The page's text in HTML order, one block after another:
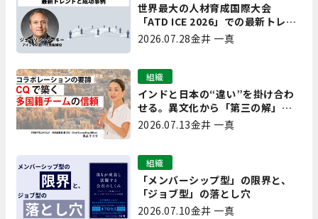
世界最大の人材育成国際大会
「ATD ICE 2026」での最新トレン
ドと成功事例｜「重要で実用的
な、日本にも合う」ホットトピッ
2026.07.28金井 一真
インドと日本の“違い”を掛け合わ
せる。異文化から「第三の解」を
生み出す実践【現場を変えるCQ白
組織
2026.07.13金井 一真
「メンバーシップ型」の限界と、
「ジョブ型」の落とし穴
組織
2026.07.10金井 一真